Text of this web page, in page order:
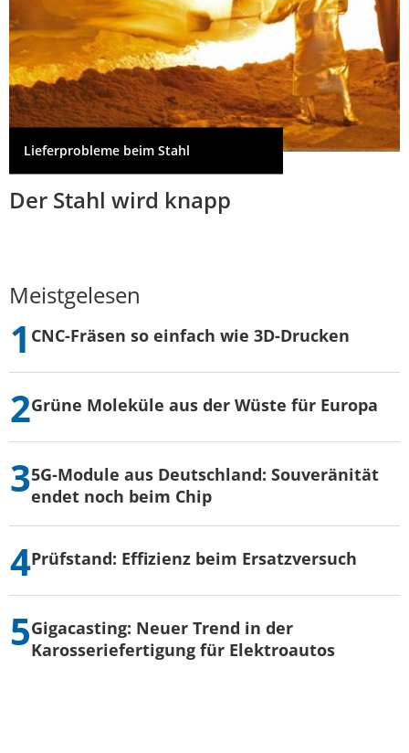
Lieferprobleme beim Stahl
Der Stahl wird knapp
Meistgelesen
CNC-Fräsen so einfach wie 3D-Drucken
Grüne Moleküle aus der Wüste für Europa
5G-Module aus Deutschland: Souveränität
endet noch beim Chip
Prüfstand: Effizienz beim Ersatzversuch
Gigacasting: Neuer Trend in der
Karosseriefertigung für Elektroautos